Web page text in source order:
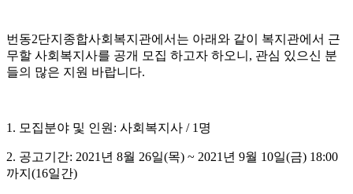
번동2단지종합사회복지관에서는 아래와 같이 복지관에서 근
무할 사회복지사를 공개 모집 하고자 하오니 , 관심 있으신 분
들의 많은 지원 바랍니다.
1. 모집분야 및 인원 : 사회복지사 / 1 명
2. 공고기간: 2021 년 8월 26일(목) ~ 2021 년 9월 10일(금) 18:00
까지 (16일간)